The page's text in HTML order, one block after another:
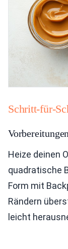
Schritt-für-
Heize deinen
quadratische
Form mit
Rändern
leicht